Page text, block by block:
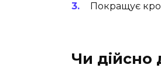
Покращує
Чи дійсно